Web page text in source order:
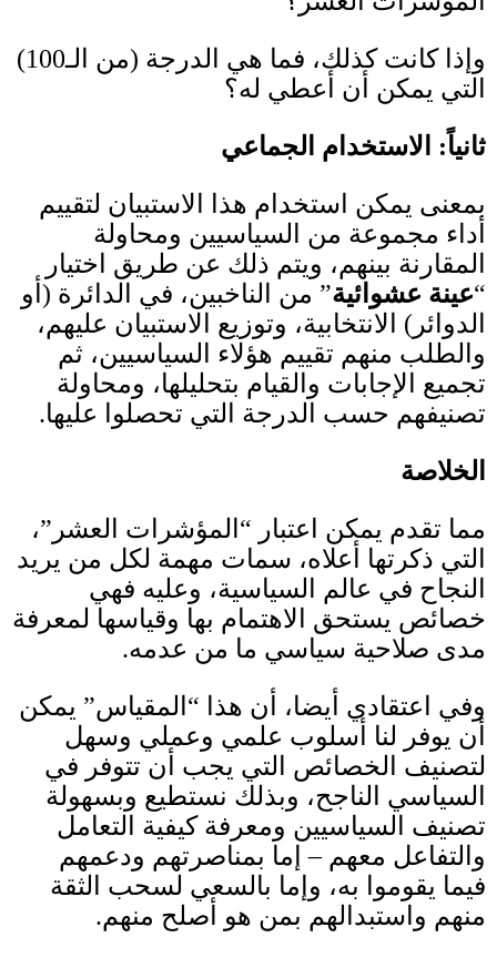
وإذا كانت كذلك، فما هي الدرجة (من الـ100)
التي يمكن أن أعطي له؟
ثانياً:
الاستخدام الجماعي
بمعنى يمكن استخدام هذا الاستبيان لتقييم
أداء مجموعة من السياسيين ومحاولة
المقارنة بينهم، ويتم ذلك عن طريق اختيار
“عينة عشوائية” من الناخبين، في الدائرة ( أو
الدوائر )
الانتخابية، وتوزيع الاستبيان عليهم،
والطلب منهم تقييم هؤلاء السياسيين، ثم
تجميع الإجابات والقيام بتحليلها، ومحاولة
تصنيفهم حسب الدرجة التي تحصلوا عليها.
الخلاصة
مما تقدم يمكن اعتبار “المؤشرات العشر”،
التي ذكرتها أعلاه، سمات مهمة لكل من يريد
النجاح في عالم السياسية، وعليه فهي
خصائص يستحق الاهتمام بها وقياسها لمعرفة
مدى صلاحية سياسي ما من عدمه.
وفي اعتقادي أيضا، أن هذا “المقياس” يمكن
أن يوفر لنا أسلوب علمي وعملي وسهل
لتصنيف الخصائص التي يجب أن تتوفر في
السياسي الناجح، وبذلك نستطيع وبسهولة
تصنيف السياسيين ومعرفة كيفية التعامل
والتفاعل معهم – إما بمناصرتهم ودعمهم
فيما يقوموا به، وإما بالسعي لسحب الثقة
منهم واستبدالهم بمن هو أصلح منهم.